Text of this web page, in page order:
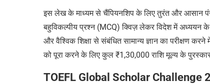
इस लेख के माध्यम से चैंपियनशिप के लिए तुरंत और आसान
बहुविकल्पीय प्रश्न (MCQ) क्विज़ लेकर विदेश में अध्ययन
और वैश्विक शिक्षा से संबंधित सामान्य ज्ञान का परीक्षण
को पूरा करने के लिए कुल ₹1,30,000 राशि मूल्य के
TOEFL Global Scholar Challenge